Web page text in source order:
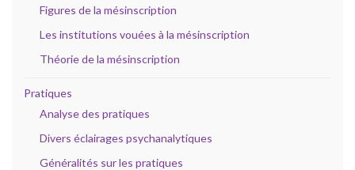
Figures de la mésinscription
Les institutions vouées à la mésinscription
Théorie de la mésinscription
Pratiques
Analyse des pratiques
Divers éclairages psychanalytiques
Généralités sur les pratiques